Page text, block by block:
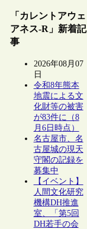
「カレントアウェ
アネス-R」新着記
事
2026年08月07
日
令和8年熊本
地震による文
化財等の被害
が83件に（8
月6日時点）
名古屋市、名
古屋城の現天
守閣の記録を
募集中
【イベント】
人間文化研究
機構DH推進
室、「第5回
DH若手の会